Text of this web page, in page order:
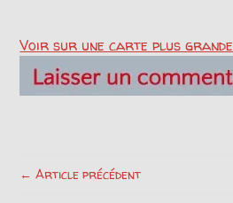
Voir sur une carte plus grande
← Article précédent